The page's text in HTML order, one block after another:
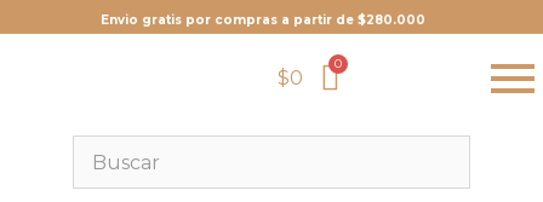
Envio gratis por compras a partir de $280.000
$0